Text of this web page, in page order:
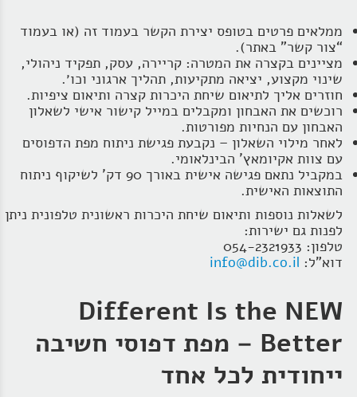
ממלאים פרטים בטופס יצירת הקשר בעמוד זה (או בעמוד
“צור קשר” באתר).
מציינים בקצרה את המטרה: קריירה, עסק, תפקיד ניהולי,
שינוי מקצוע, יציאה מתקיעות, תהליך ארגוני וכו׳.
חוזרים אליך לתיאום שיחת היכרות קצרה ותיאום ציפיות.
רוכשים את האבחון ומקבלים במייל קישור אישי לשאלון
האבחון עם הנחיות מפורטות.
לאחר מילוי השאלון – נקבעת פגישת ניתוח מפת הדפוסים
עם צוות אקיומאץ' הבינלאומי.
במקביל נתאם פגישה אישית באורך 90 דק' לשיקוף ניתוח
התוצאות האישית.
לשאלות נוספות ותיאום שיחת היכרות ראשונית טלפונית ניתן
לפנות גם ישירות:
טלפון: 054-2321933
דוא"ל: info@dib.co.il
Different Is the NEW
Better – מפת דפוסי חשיבה
ייחודית לכל אחד